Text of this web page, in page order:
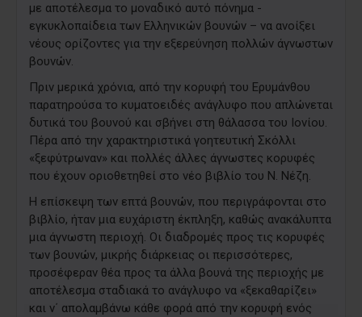
με αποτέλεσμα το μοναδικό αυτό πόνημα -
εγκυκλοπαίδεια των Ελληνικών βουνών – να ανοίξει
νέους ορίζοντες για την εξερεύνηση πολλών άγνωστων
βουνών.
Πριν μερικά χρόνια, από την κορυφή του Ερυμάνθου
παρατηρούσα το κυματοειδές ανάγλυφο που απλώνεται
δυτικά του βουνού και σβήνει στη θάλασσα του Ιονίου.
Πέρα από την χαρακτηριστικά γοητευτική Σκόλλι
«ξεφύτρωναν» και πολλές άλλες άγνωστες κορυφές
που έχουν οριοθετηθεί στο νέο βιβλίο του Ν. Νέζη.
Η επίσκεψη των επτά βουνών, που περιγράφονται στο
βιβλίο, ήταν μια ευχάριστη έκπληξη, καθώς ανακάλυπτα
μια άγνωστη περιοχή. Οι διαδρομές προς τις κορυφές
των βουνών, μικρής διάρκειας οι περισσότερες,
προσέφεραν θέα προς τα άλλα βουνά της περιοχής με
αποτέλεσμα σταδιακά το ανάγλυφο να «ξεκαθαρίζει»
και ν΄ απολαμβάνω κάθε φορά από την κορυφή ενός